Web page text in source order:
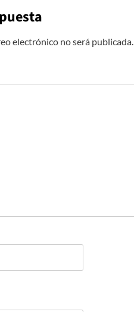
electrónico no será publicada.